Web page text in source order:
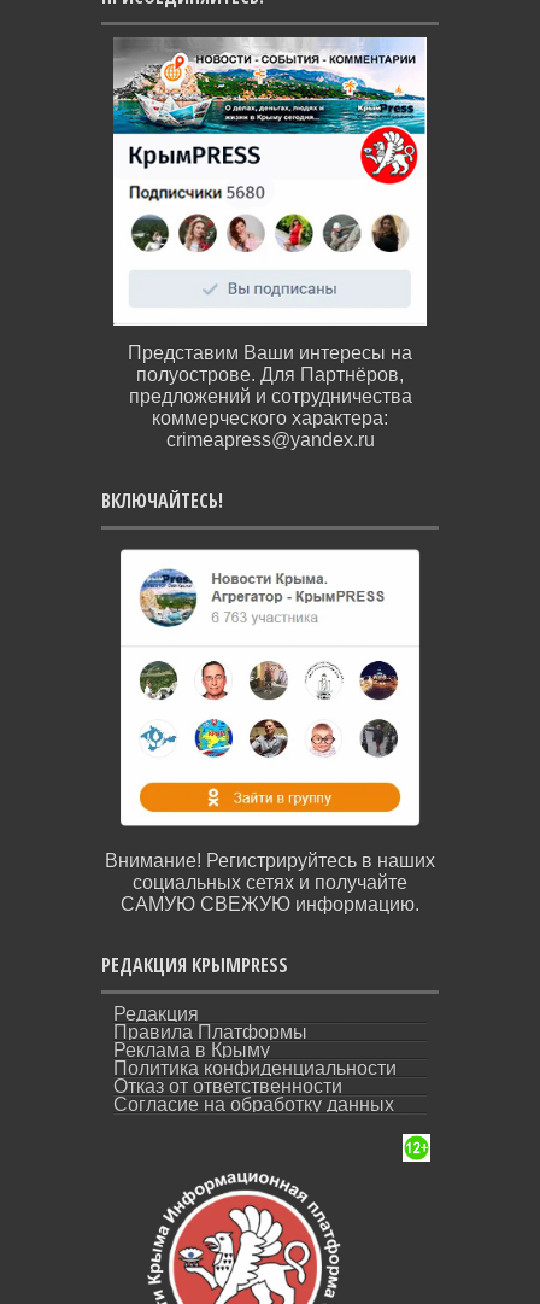
Представим Ваши интересы на
полуострове. Для Партнёров,
предложений и сотрудничества
коммерческого характера:
crimeapress@yandex.ru
ВКЛЮЧАЙТЕСЬ!
Внимание! Регистрируйтесь в наших
социальных сетях и получайте
САМУЮ СВЕЖУЮ информацию.
РЕДАКЦИЯ КРЫМPRESS
Редакция
Правила Платформы
Реклама в Крыму
Политика конфиденциальности
Отказ от ответственности
Согласие на обработку данных